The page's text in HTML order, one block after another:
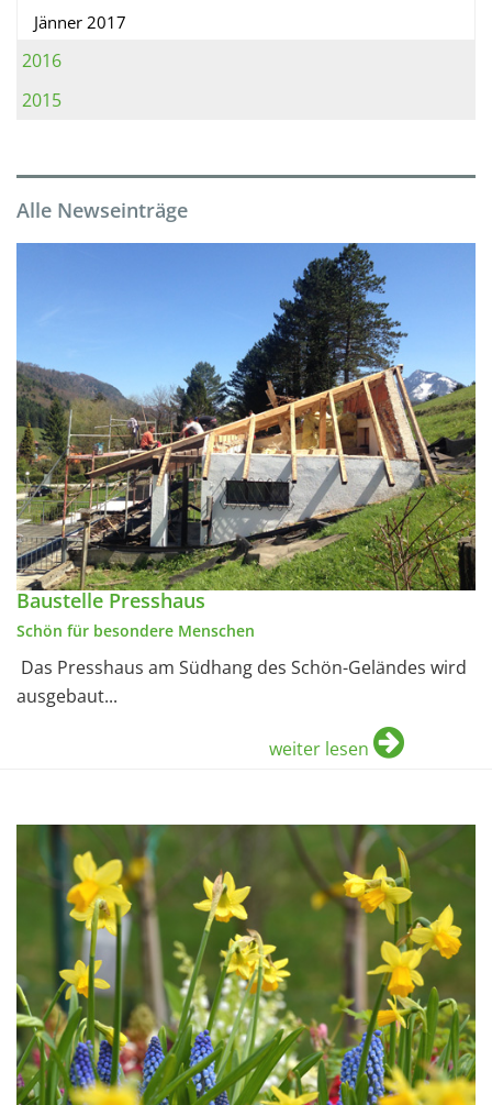
Jänner 2017
2016
2015
Alle Newseinträge
Baustelle Presshaus
Schön für besondere Menschen
Das Presshaus am Südhang des Schön-Geländes wird
ausgebaut...
weiter lesen